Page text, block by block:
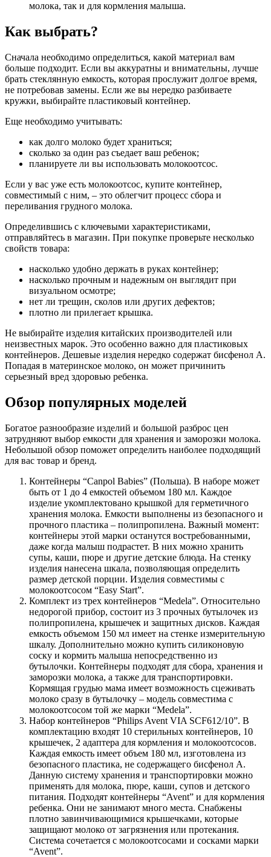
молока, так и для кормления малыша.
Как выбрать?
Сначала необходимо определиться, какой материал вам
больше подходит. Если вы аккуратны и внимательны, лучше
брать стеклянную емкость, которая прослужит долгое время,
не потребовав замены. Если же вы нередко разбиваете
кружки, выбирайте пластиковый контейнер.
Еще необходимо учитывать:
как долго молоко будет храниться;
сколько за один раз съедает ваш ребенок;
планируете ли вы использовать молокоотсос.
Если у вас уже есть молокоотсос, купите контейнер,
совместимый с ним, – это облегчит процесс сбора и
переливания грудного молока.
Определившись с ключевыми характеристиками,
отправляйтесь в магазин. При покупке проверьте несколько
свойств товара:
насколько удобно держать в руках контейнер;
насколько прочным и надежным он выглядит при
визуальном осмотре;
нет ли трещин, сколов или других дефектов;
плотно ли прилегает крышка.
Не выбирайте изделия китайских производителей или
неизвестных марок. Это особенно важно для пластиковых
контейнеров. Дешевые изделия нередко содержат бисфенол A.
Попадая в материнское молоко, он может причинить
серьезный вред здоровью ребенка.
Обзор популярных моделей
Богатое разнообразие изделий и большой разброс цен
затрудняют выбор емкости для хранения и заморозки молока.
Небольшой обзор поможет определить наиболее подходящий
для вас товар и бренд.
Контейнеры “Canpol Babies” (Польша). В наборе может
быть от 1 до 4 емкостей объемом 180 мл. Каждое
изделие укомплектовано крышкой для герметичного
хранения молока. Емкости выполнены из безопасного и
прочного пластика – полипропилена. Важный момент:
контейнеры этой марки останутся востребованными,
даже когда малыш подрастет. В них можно хранить
супы, каши, пюре и другие детские блюда. На стенку
изделия нанесена шкала, позволяющая определить
размер детской порции. Изделия совместимы с
молокоотсосом “Easy Start”.
Комплект из трех контейнеров “Medela”. Относительно
недорогой прибор, состоит из 3 прочных бутылочек из
полипропилена, крышечек и защитных дисков. Каждая
емкость объемом 150 мл имеет на стенке измерительную
шкалу. Дополнительно можно купить силиконовую
соску и кормить малыша непосредственно из
бутылочки. Контейнеры подходят для сбора, хранения и
заморозки молока, а также для транспортировки.
Кормящая грудью мама имеет возможность сцеживать
молоко сразу в бутылочку – модель совместима с
молокоотсосом той же марки “Medela”.
Набор контейнеров “Philips Avent VIA SCF612/10”. В
комплектацию входят 10 стерильных контейнеров, 10
крышечек, 2 адаптера для кормления и молокоотсосов.
Каждая емкость имеет объем 180 мл, изготовлена из
безопасного пластика, не содержащего бисфенол А.
Данную систему хранения и транспортировки можно
применять для молока, пюре, каши, супов и детского
питания. Подходят контейнеры “Avent” и для кормления
ребенка. Они не занимают много места. Снабжены
плотно завинчивающимися крышечками, которые
защищают молоко от загрязнения или протекания.
Система сочетается с молокоотсосами и сосками марки
“Avent”.